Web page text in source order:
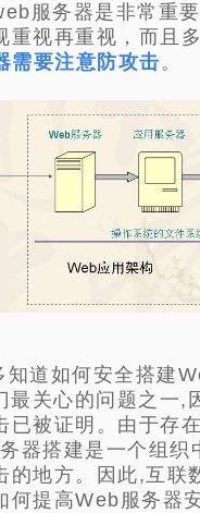
服务器是非常重
重视再重视，而且
需要注意防攻击 。
知道如何安全搭建
最关心的问题之一,
已被证明。由于存
器搭建是一个组织
的地方。因此,互联
何提高Web服务器